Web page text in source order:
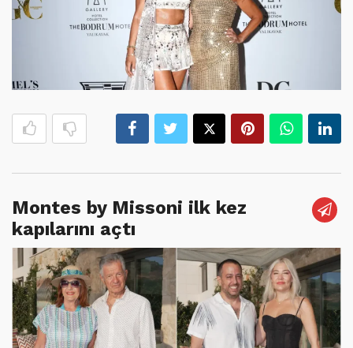
Montes by Missoni ilk kez
kapılarını açtı